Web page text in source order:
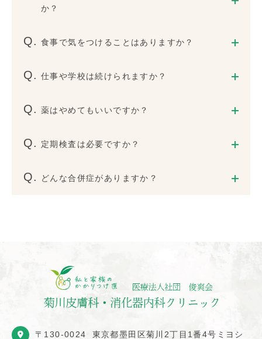
か？
食事で気をつけることはありますか？
仕事や学校は続けられますか？
薬はやめてもいいですか？
定期検査は必要ですか？
どんな合併症がありますか？
〒130-0024 東京都墨田区菊川2丁目1番4号ミヨシ